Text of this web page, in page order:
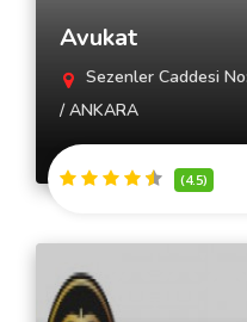
Avukat
Sezenler Caddesi
/ ANKARA
(4.5)